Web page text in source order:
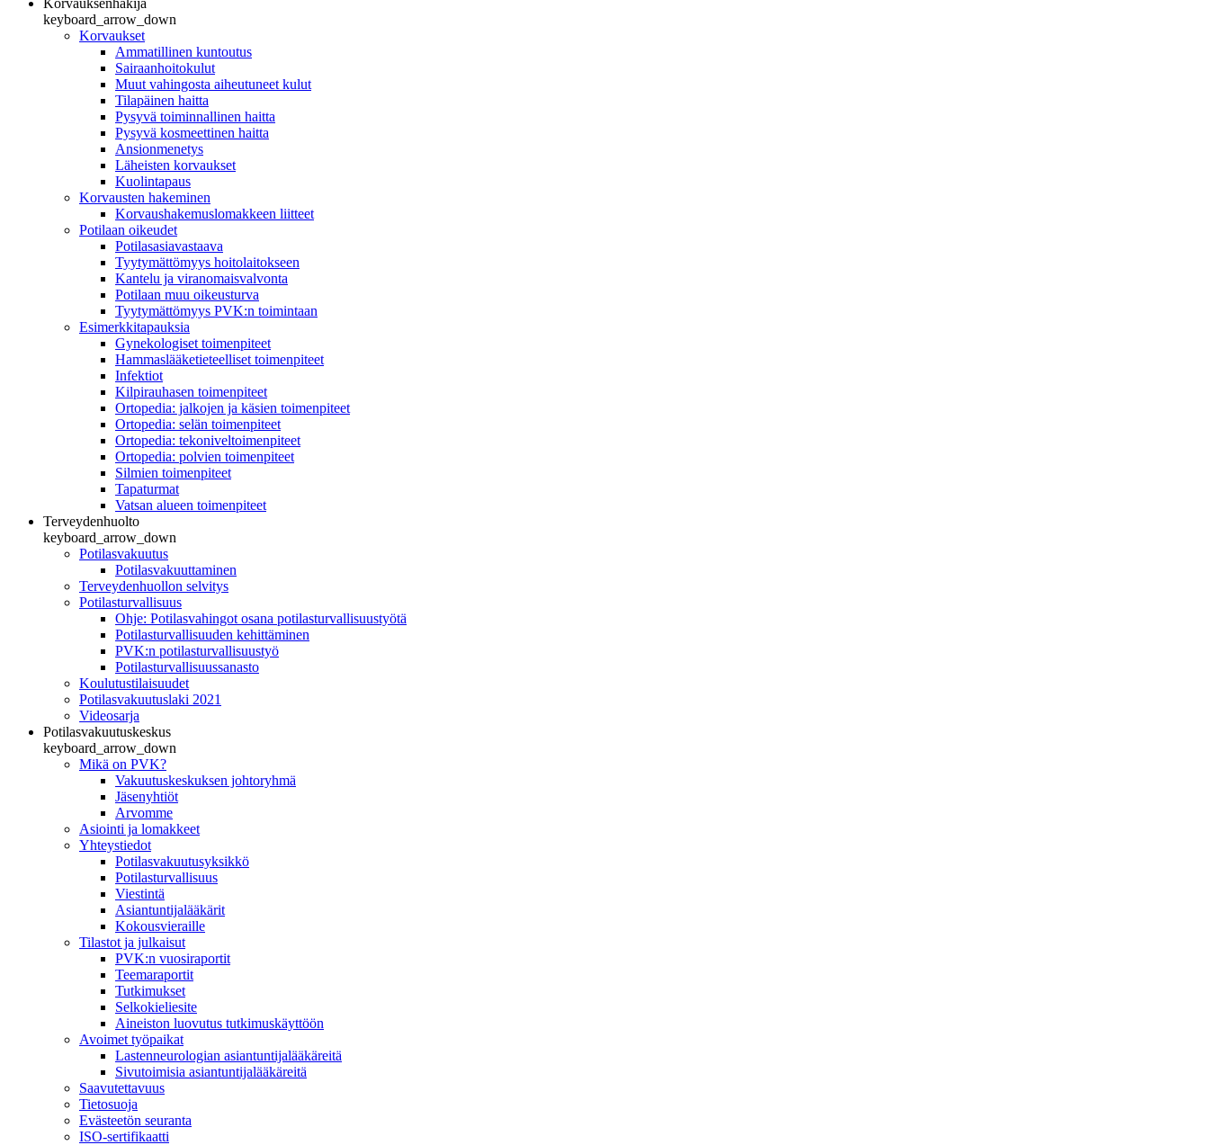
Korvauksenhakija
keyboard_arrow_down
Korvaukset
Ammatillinen kuntoutus
Sairaanhoitokulut
Muut vahingosta aiheutuneet kulut
Tilapäinen haitta
Pysyvä toiminnallinen haitta
Pysyvä kosmeettinen haitta
Ansionmenetys
Läheisten korvaukset
Kuolintapaus
Korvausten hakeminen
Korvaushakemuslomakkeen liitteet
Potilaan oikeudet
Potilasasiavastaava
Tyytymättömyys hoitolaitokseen
Kantelu ja viranomaisvalvonta
Potilaan muu oikeusturva
Tyytymättömyys PVK:n toimintaan
Esimerkkitapauksia
Gynekologiset toimenpiteet
Hammaslääketieteelliset toimenpiteet
Infektiot
Kilpirauhasen toimenpiteet
Ortopedia: jalkojen ja käsien toimenpiteet
Ortopedia: selän toimenpiteet
Ortopedia: tekoniveltoimenpiteet
Ortopedia: polvien toimenpiteet
Silmien toimenpiteet
Tapaturmat
Vatsan alueen toimenpiteet
Terveydenhuolto
keyboard_arrow_down
Potilasvakuutus
Potilasvakuuttaminen
Terveydenhuollon selvitys
Potilasturvallisuus
Ohje: Potilasvahingot osana potilasturvallisuustyötä
Potilasturvallisuuden kehittäminen
PVK:n potilasturvallisuustyö
Potilasturvallisuussanasto
Koulutustilaisuudet
Potilasvakuutuslaki 2021
Videosarja
Potilasvakuutuskeskus
keyboard_arrow_down
Mikä on PVK?
Vakuutuskeskuksen johtoryhmä
Jäsenyhtiöt
Arvomme
Asiointi ja lomakkeet
Yhteystiedot
Potilasvakuutusyksikkö
Potilasturvallisuus
Viestintä
Asiantuntijalääkärit
Kokousvieraille
Tilastot ja julkaisut
PVK:n vuosiraportit
Teemaraportit
Tutkimukset
Selkokieliesite
Aineiston luovutus tutkimuskäyttöön
Avoimet työpaikat
Lastenneurologian asiantuntijalääkäreitä
Sivutoimisia asiantuntijalääkäreitä
Saavutettavuus
Tietosuoja
Evästeetön seuranta
ISO-sertifikaatti